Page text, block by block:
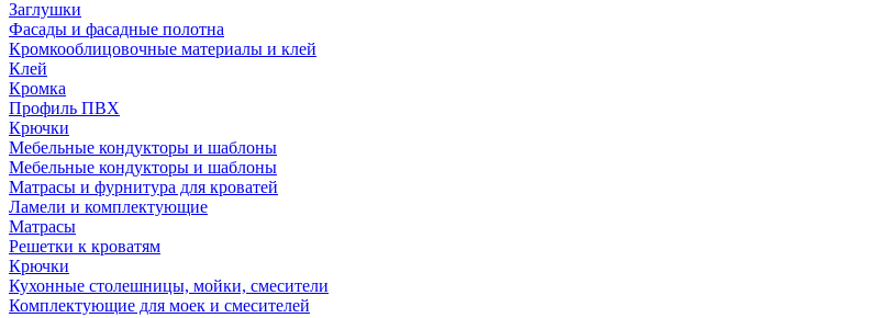
Заглушки
Фасады и фасадные полотна
Кромкооблицовочные материалы и клей
Клей
Кромка
Профиль ПВХ
Крючки
Мебельные кондукторы и шаблоны
Мебельные кондукторы и шаблоны
Матрасы и фурнитура для кроватей
Ламели и комплектующие
Матрасы
Решетки к кроватям
Крючки
Кухонные столешницы, мойки, смесители
Комплектующие для моек и смесителей